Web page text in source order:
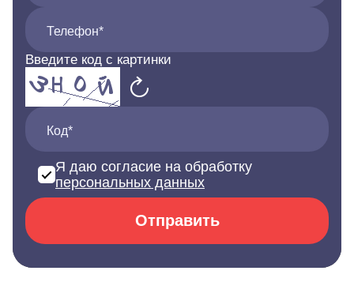
Телефон*
Введите код с картинки
Код*
Я даю согласие на обработку
персональных данных
Отправить